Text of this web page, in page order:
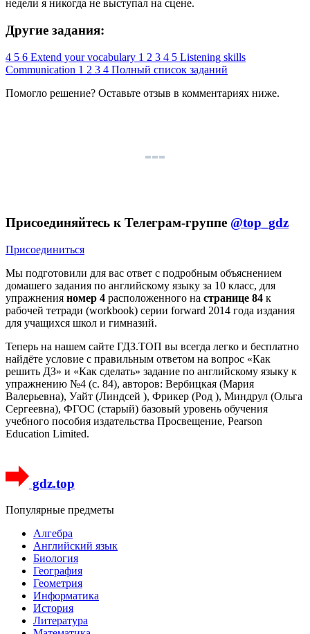
недели я никогда не выступал на сцене.
Другие задания:
4 5 6 Extend your vocabulary 1 2 3 4 5 Listening skills
Communication 1 2 3 4 Полный список заданий
Помогло решение? Оставьте отзыв в комментариях ниже.
Присоединяйтесь к Телеграм-группе @top_gdz
Присоединиться
Мы подготовили для вас ответ c подробным объяснением
домашего задания по английскому языку за 10 класс, для
упражнения номер 4 расположенного на странице 84 к
рабочей тетради (workbook) серии forward 2014 года издания
для учащихся школ и гимназий.
Теперь на нашем сайте ГДЗ.ТОП вы всегда легко и бесплатно
найдёте условие с правильным ответом на вопрос «Как
решить ДЗ» и «Как сделать» задание по английскому языку к
упражнению №4 (с. 84), авторов: Вербицкая (Мария
Валерьевна), Уайт (Линдсей ), Фрикер (Род ), Миндрул (Ольга
Сергеевна), ФГОС (старый) базовый уровень обучения
учебного пособия издательства Просвещение, Pearson
Education Limited.
gdz.top
Популярные предметы
Алгебра
Английский язык
Биология
География
Геометрия
Информатика
История
Литература